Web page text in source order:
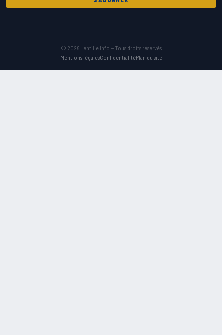
© 2026 Lentille Info — Tous droits réservés
Mentions légalesConfidentialitéPlan du site